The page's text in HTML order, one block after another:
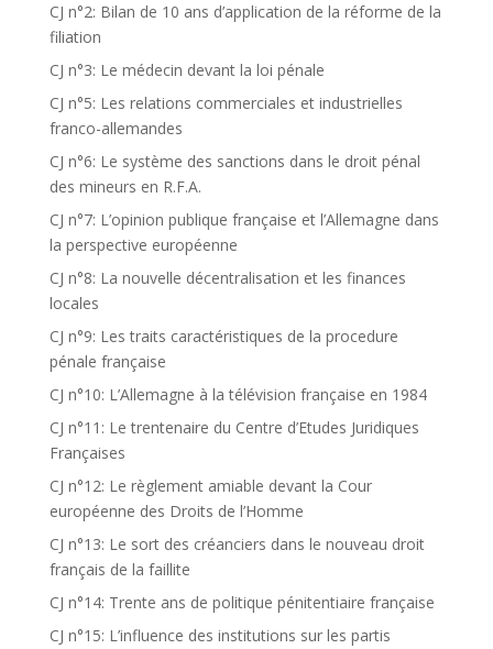
CJ n°2: Bilan de 10 ans d’application de la réforme de la
filiation
CJ n°3: Le médecin devant la loi pénale
CJ n°5: Les relations commerciales et industrielles
franco-allemandes
CJ n°6: Le système des sanctions dans le droit pénal
des mineurs en R.F.A.
CJ n°7: L’opinion publique française et l’Allemagne dans
la perspective européenne
CJ n°8: La nouvelle décentralisation et les finances
locales
CJ n°9: Les traits caractéristiques de la procedure
pénale française
CJ n°10: L’Allemagne à la télévision française en 1984
CJ n°11: Le trentenaire du Centre d’Etudes Juridiques
Françaises
CJ n°12: Le règlement amiable devant la Cour
européenne des Droits de l’Homme
CJ n°13: Le sort des créanciers dans le nouveau droit
français de la faillite
CJ n°14: Trente ans de politique pénitentiaire française
CJ n°15: L’influence des institutions sur les partis